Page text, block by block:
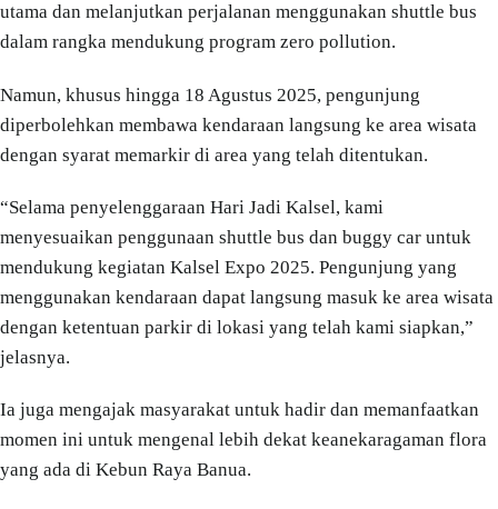
utama dan melanjutkan perjalanan menggunakan shuttle bus
dalam rangka mendukung program zero pollution.
Namun, khusus hingga 18 Agustus 2025, pengunjung
diperbolehkan membawa kendaraan langsung ke area wisata
dengan syarat memarkir di area yang telah ditentukan.
“Selama penyelenggaraan Hari Jadi Kalsel, kami
menyesuaikan penggunaan shuttle bus dan buggy car untuk
mendukung kegiatan Kalsel Expo 2025. Pengunjung yang
menggunakan kendaraan dapat langsung masuk ke area wisata
dengan ketentuan parkir di lokasi yang telah kami siapkan,”
jelasnya.
Ia juga mengajak masyarakat untuk hadir dan memanfaatkan
momen ini untuk mengenal lebih dekat keanekaragaman flora
yang ada di Kebun Raya Banua.